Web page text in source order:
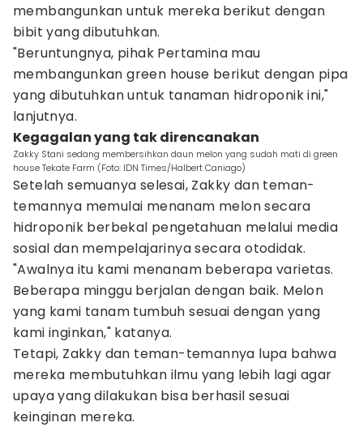
membangunkan untuk mereka berikut dengan
bibit yang dibutuhkan.
"Beruntungnya, pihak Pertamina mau
membangunkan green house berikut dengan pipa
yang dibutuhkan untuk tanaman hidroponik ini,"
lanjutnya.
Kegagalan yang tak direncanakan
Zakky Stani sedang membersihkan daun melon yang sudah mati di green
house Tekate Farm (Foto: IDN Times/Halbert Caniago)
Setelah semuanya selesai, Zakky dan teman-
temannya memulai menanam melon secara
hidroponik berbekal pengetahuan melalui media
sosial dan mempelajarinya secara otodidak.
"Awalnya itu kami menanam beberapa varietas.
Beberapa minggu berjalan dengan baik. Melon
yang kami tanam tumbuh sesuai dengan yang
kami inginkan," katanya.
Tetapi, Zakky dan teman-temannya lupa bahwa
mereka membutuhkan ilmu yang lebih lagi agar
upaya yang dilakukan bisa berhasil sesuai
keinginan mereka.